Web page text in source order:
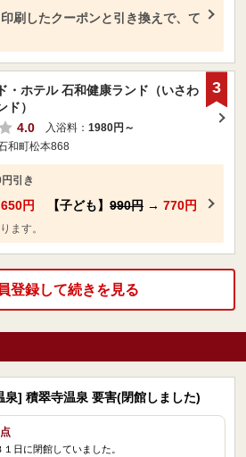
刷したクーポンと引き換えで、て
・ホテル 石和健康ランド（いさわ
ド）
4.0
入浴料： 1980円～
和町松本868
引き
円 【子ども】 990円 → 770円
ます。
3
登録して続きを見る
] 積翠寺温泉 要害(閉館しました)
日に閉館していました。